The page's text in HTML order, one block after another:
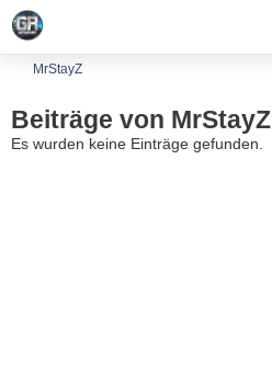
MrStayZ
Beiträge von MrStayZ
Es wurden keine Einträge gefunden.